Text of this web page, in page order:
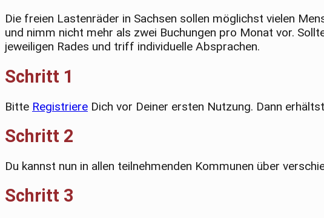
Die freien Lastenräder in Sachsen sollen möglichst vielen
und nimm nicht mehr als zwei Buchungen pro Monat vor.
jeweiligen Rades und triff individuelle Absprachen.
Schritt 1
Bitte Registriere Dich vor Deiner ersten Nutzung. Dann
Schritt 2
Du kannst nun in allen teilnehmenden Kommunen über
Schritt 3